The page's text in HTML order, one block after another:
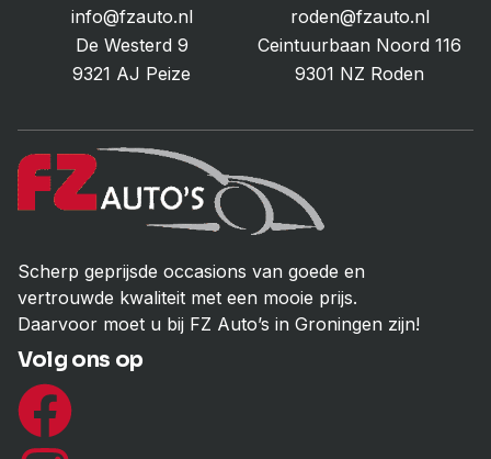
info@fzauto.nl
De Westerd 9
9321 AJ Peize
roden@fzauto.nl
Ceintuurbaan Noord 116
9301 NZ Roden
Scherp geprijsde occasions van goede en
vertrouwde kwaliteit met een mooie prijs.
Daarvoor moet u bij FZ Auto’s in Groningen zijn!
Volg ons op